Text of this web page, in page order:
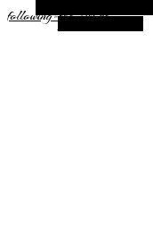
following-the-sun.de
Zufallsauswahl